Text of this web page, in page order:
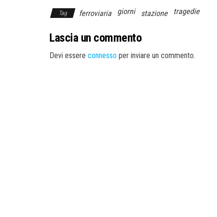
Tag ferroviaria giorni stazione tragedie
Lascia un commento
Devi essere connesso per inviare un commento.